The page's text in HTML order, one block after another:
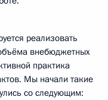
реализовать
внебюджетных
практика
Мы начали такие
со следующим: